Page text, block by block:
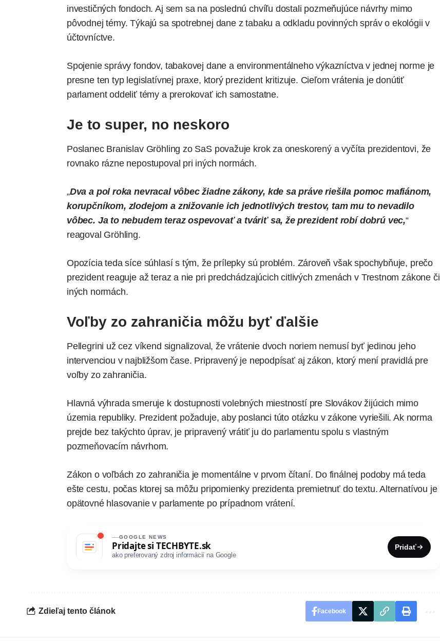
investičných fondoch. Aj sem sa na poslednú chvíľu dostali pozmeňujúce návrhy mimo
pôvodnej témy. Týkajú sa spotrebnej dane z tabaku a odkladu povinných správ o ekológii v
účtovníctve.
Spojenie správy fondov, tabakovej dane a environmentálneho výkazníctva v jednej norme je
presne ten typ legislatívnej praxe, ktorý prezident kritizuje. Cieľom vrátenia je donútiť
parlament oddeliť témy a prerokovať ich samostatne.
Je to super, no neskoro
Poslanec Branislav Gröhling zo SaS považuje krok za oneskorený a vyčíta prezidentovi, že
rovnako rázne nepostupoval pri iných normách.
„Dva a pol roka nevracal vôbec žiadne zákony, kde sa práve riešila pomoc mafiánom,
korupčníkom, zlodejom a znižovanie ich jednotlivých trestov, tam mu to nevadilo
vôbec. Ja to nebudem teraz ospevovať a tváriť sa, že prezident robí dobrú vec,“
reagoval Gröhling.
Opozícia teda síce súhlasí s tým, že prílepky sú problém. Zároveň však spochybňuje, prečo
prezident reaguje až teraz a nie pri predchádzajúcich citlivých zmenách v Trestnom zákone či
iných normách.
Voľby zo zahraničia môžu byť ďalšie
Pellegrini už cez víkend signalizoval, že vrátenie dvoch noriem nemusí byť jedinou jeho
intervenciou v najbližšom čase. Pripravený je nepodpísať aj zákon, ktorý mení pravidlá pre
voľby zo zahraničia.
Hlavná výhrada smeruje k dostupnosti volebných miestností pre Slovákov žijúcich mimo
územia republiky. Prezident požaduje, aby poslanci túto otázku v zákone vyriešili. Ak norma
prejde bez takýchto úprav, je pripravený vrátiť ju do parlamentu spolu s vlastným
pozmeňovacím návrhom.
Zákon o voľbách zo zahraničia je momentálne v prvom čítaní. Do finálnej podoby má teda
ešte cestu, počas ktorej sa môžu pripomienky prezidenta premietnuť do textu. Alternatívou je
opätovné hlasovanie v parlamente po prípadnom vrátení.
GOOGLE NEWS
Pridajte si TECHBYTE.sk
ako preferovaný zdroj informácií na Google
Pridať
Zdieľaj tento článok Facebook